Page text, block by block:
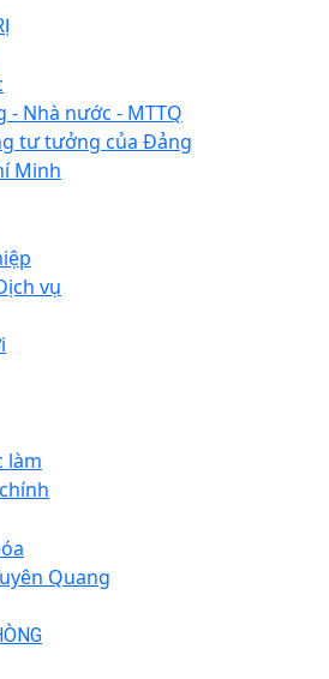
- Nhà nước - MTTQ
tư tưởng của Đảng
Minh
vụ
làm
Quang